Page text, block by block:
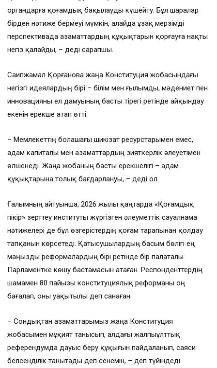
органдарға қоғамдық бақылауды күшейту. Бұл шаралар
бірден нәтиже бермеуі мүмкін, алайда ұзақ мерзімді
перспективада азаматтардың құқықтарын қорғауға нақты
негіз қалайды, – деді сарапшы.
Саипжамал Қорғанова жаңа Конституция жобасындағы
негізгі идеялардың бірі – білім мен ғылымды, мәдениет пен
инновацияны ел дамуының басты тірегі ретінде айқындау
екенін ерекше атап өтті.
– Мемлекеттің болашағы шикізат ресурстарымен емес,
адам капиталы мен азаматтардың зияткерлік әлеуетімен
өлшенеді. Жаңа жобаның басты ерекшелігі – адам
құқықтарына толық бағдарлануы, – деді ол.
Ғалымның айтуынша, 2026 жылы қаңтарда «Қоғамдық
пікір» зерттеу институты жүргізген әлеуметтік сауалнама
нәтижелері де бұл өзгерістердің қоғам тарапынан қолдау
тапқанын көрсетеді. Қатысушылардың басым бөлігі ең
маңызды реформалардың бірі ретінде бір палаталы
Парламентке көшу бастамасын атаған. Респонденттердің
шамамен 80 пайызы конституциялық реформаны оң
бағалап, оны уақытылы деп санаған.
– Сондықтан азаматтарымыз жаңа Конституция
жобасымен мұқият танысып, алдағы жалпыұлттық
референдумда дауыс беру құқығын пайдаланып, саяси
белсенділік танытады деп сенемін, – деп түйіндеді